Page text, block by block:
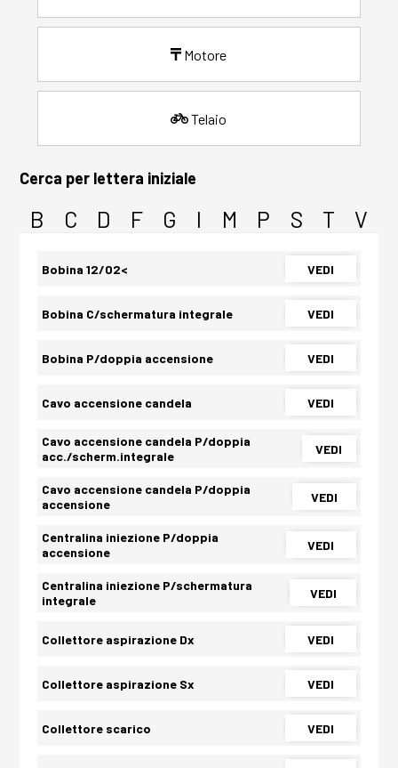
Motore
Telaio
Cerca per lettera iniziale
B C D F G I M P S T V
Bobina 12/02< VEDI
Bobina C/schermatura integrale VEDI
Bobina P/doppia accensione VEDI
Cavo accensione candela VEDI
Cavo accensione candela P/doppia
acc./scherm.integrale
VEDI
Cavo accensione candela P/doppia
accensione
VEDI
Centralina iniezione P/doppia
accensione
VEDI
Centralina iniezione P/schermatura
integrale
VEDI
Collettore aspirazione Dx VEDI
Collettore aspirazione Sx VEDI
Collettore scarico VEDI